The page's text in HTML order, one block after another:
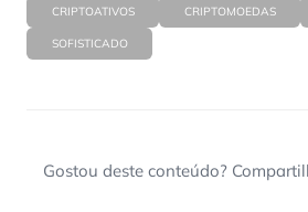
CRIPTOATIVOS CRIPTOMOEDAS
SOFISTICADO
Gostou deste conteúdo?